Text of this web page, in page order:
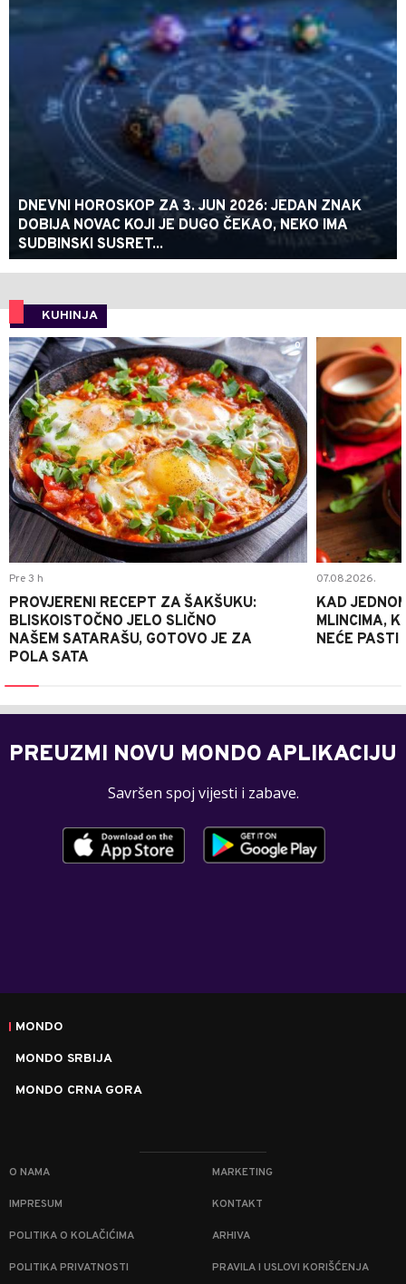
DNEVNI HOROSKOP ZA 3. JUN 2026: JEDAN ZNAK
DOBIJA NOVAC KOJI JE DUGO ČEKAO, NEKO IMA
SUDBINSKI SUSRET...
KUHINJA
0
Pre 3 h
PROVJERENI RECEPT ZA ŠAKŠUKU:
BLISKOISTOČNO JELO SLIČNO
NAŠEM SATARAŠU, GOTOVO JE ZA
POLA SATA
07.08.2026.
KAD
MLINCIMA,
NEĆE PASTI
PREUZMI NOVU MONDO APLIKACIJU
Savršen spoj vijesti i zabave.
MONDO
MONDO SRBIJA
MONDO CRNA GORA
O NAMA MARKETING
IMPRESUM KONTAKT
POLITIKA O KOLAČIĆIMA ARHIVA
POLITIKA PRIVATNOSTI PRAVILA I USLOVI KORIŠĆENJA